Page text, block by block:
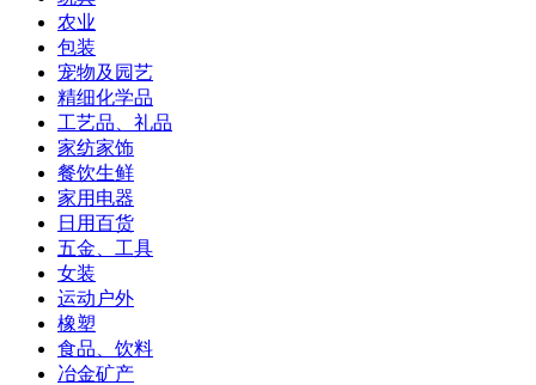
农业
包装
宠物及园艺
精细化学品
工艺品、礼品
家纺家饰
餐饮生鲜
家用电器
日用百货
五金、工具
女装
运动户外
橡塑
食品、饮料
冶金矿产